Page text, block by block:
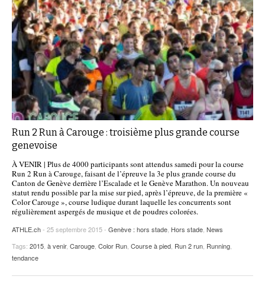
Run 2 Run à Carouge : troisième plus grande course
genevoise
À VENIR | Plus de 4000 participants sont attendus samedi pour la course
Run 2 Run à Carouge, faisant de l’épreuve la 3e plus grande course du
Canton de Genève derrière l’Escalade et le Genève Marathon. Un nouveau
statut rendu possible par la mise sur pied, après l’épreuve, de la première «
Color Carouge », course ludique durant laquelle les concurrents sont
régulièrement aspergés de musique et de poudres colorées.
ATHLE.ch- 25 septembre 2015 - Genève : hors stade Hors stade News
Tags: 2015 à venir, Carouge Color Run Course à pied Run 2 run Running
tendance